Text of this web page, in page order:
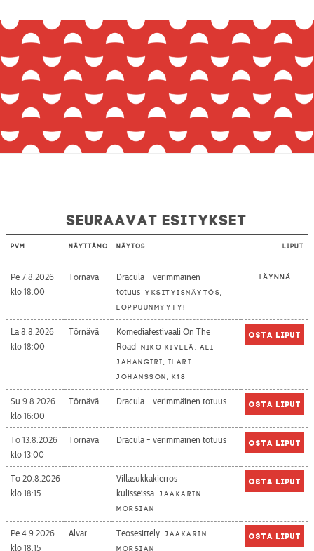
Seuraavat esitykset
Pvm Näyttämö Näytös Liput
Pe 7.8.2026
18:00
Törnävä
Dracula - verimmäinen
totuus Yksityisnäytös,
loppuunmyyty!
Täynnä
La 8.8.2026
18:00
Törnävä
Komediafestivaali On The
Road
Niko Kivelä, Ali
Jahangiri, Ilari
Johansson, K18
Osta liput
Su 9.8.2026
16:00
Törnävä Dracula - verimmäinen totuus Osta liput
To 13.8.2026
13:00
Törnävä Dracula - verimmäinen totuus Osta liput
To 20.8.2026
18:15
Villasukkakierros
kulisseissa Jääkärin
morsian
Osta liput
Pe 4.9.2026
18:15
Alvar Teosesittely Jääkärin
morsian
Osta liput